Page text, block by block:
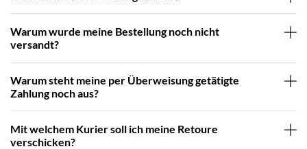
Warum wurde meine Bestellung noch nicht
versandt?
Warum steht meine per Überweisung getätigte
Zahlung noch aus?
Mit welchem Kurier soll ich meine Retoure
verschicken?